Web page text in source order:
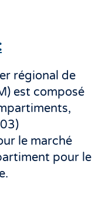
régional de
est composé
le marché
pour le